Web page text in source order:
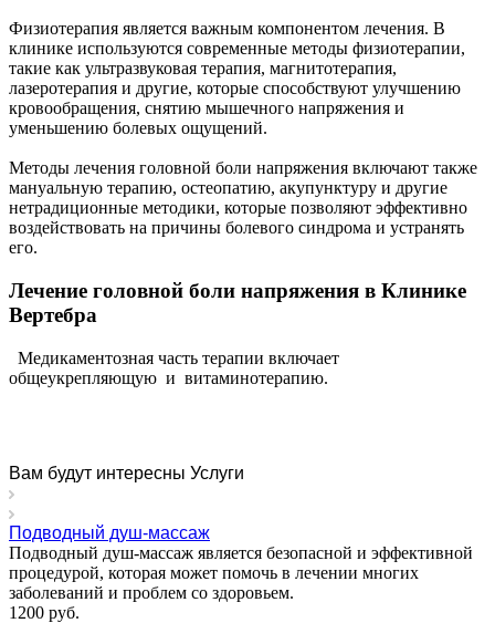
Физиотерапия является важным компонентом лечения. В
клинике используются современные методы физиотерапии,
такие как ультразвуковая терапия, магнитотерапия,
лазеротерапия и другие, которые способствуют улучшению
кровообращения, снятию мышечного напряжения и
уменьшению болевых ощущений.
Методы лечения головной боли напряжения включают также
мануальную терапию, остеопатию, акупунктуру и другие
нетрадиционные методики, которые позволяют эффективно
воздействовать на причины болевого синдрома и устранять
его.
Лечение головной боли напряжения в Клинике
Вертебра
Медикаментозная часть терапии включает
общеукрепляющую и витаминотерапию.
Вам будут интересны Услуги
Подводный душ-массаж
Подводный душ-массаж является безопасной и эффективной
процедурой, которая может помочь в лечении многих
заболеваний и проблем со здоровьем.
1200 руб.